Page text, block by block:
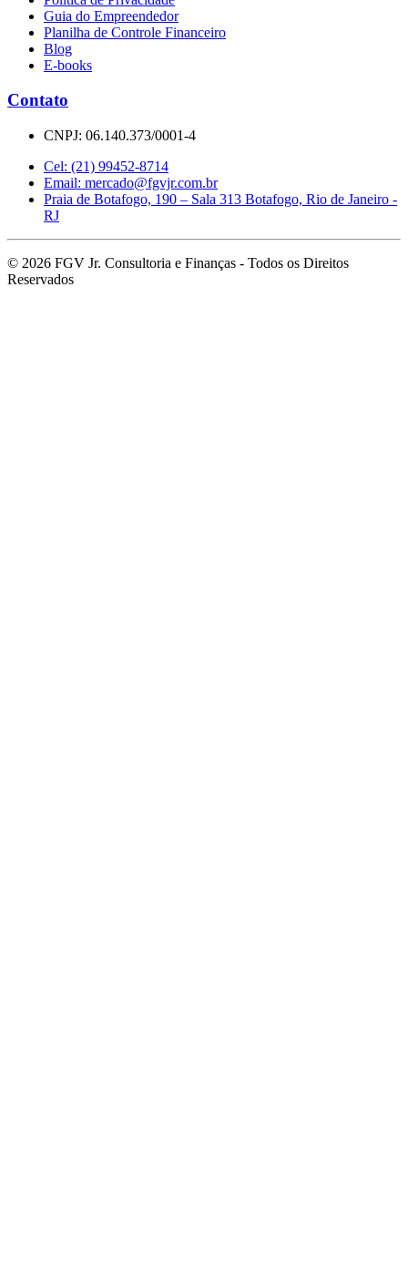
Guia do Empreendedor
Planilha de Controle Financeiro
Blog
E-books
Contato
CNPJ: 06.140.373/0001-4
Cel: (21) 99452-8714
Email: mercado@fgvjr.com.br
Praia de Botafogo, 190 – Sala 313 Botafogo, Rio de Janeiro -
RJ
© 2026 FGV Jr. Consultoria e Finanças - Todos os Direitos
Reservados